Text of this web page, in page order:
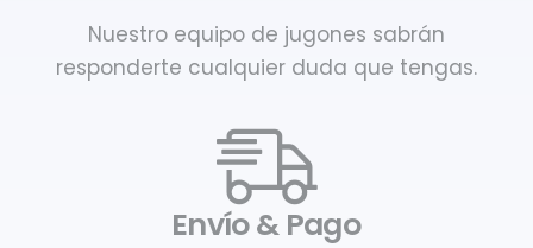
Nuestro equipo de jugones sabrán
responderte cualquier duda que tengas.
Envío & Pago